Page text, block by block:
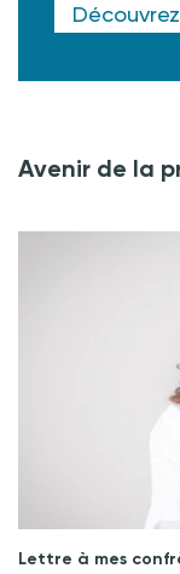
Avenir de la
Lettre à mes